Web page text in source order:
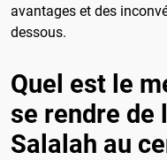
avantages et des
dessous.
Quel est le
se rendre de
Salalah au